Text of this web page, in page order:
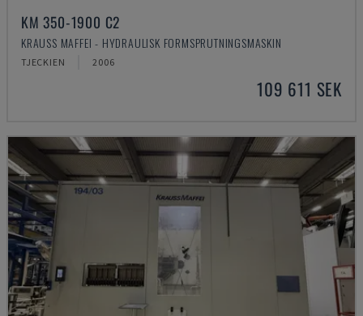
KM 350-1900 C2
KRAUSS MAFFEI - HYDRAULISK FORMSPRUTNINGSMASKIN
TJECKIEN 2006
109 611 SEK